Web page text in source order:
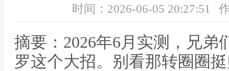
时间：2026-06-05 20:27:51
摘要：2026年6月实测，兄弟
罗这个大招。别看那转圈圈